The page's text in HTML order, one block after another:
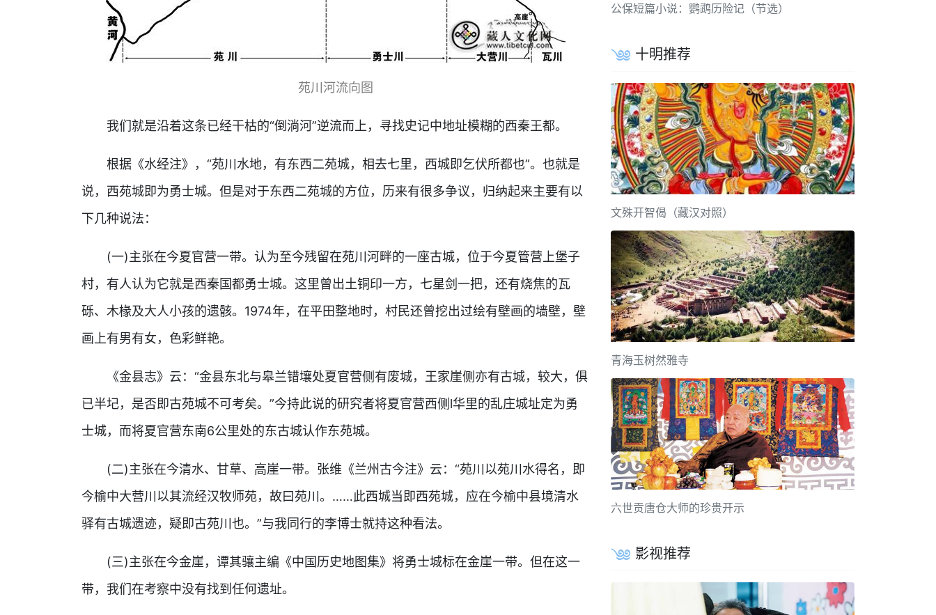
苑川河流向图
我们就是沿着这条已经干枯的“倒淌河”逆流而上，寻找史记中地址模糊的西秦王都。
根据《水经注》，“苑川水地，有东西二苑城，相去七里，西城即乞伏所都也”。也就是
说，西苑城即为勇士城。但是对于东西二苑城的方位，历来有很多争议，归纳起来主要有以
下几种说法：
(一)主张在今夏官营一带。认为至今残留在苑川河畔的一座古城，位于今夏管营上堡子
村，有人认为它就是西秦国都勇士城。这里曾出土铜印一方，七星剑一把，还有烧焦的瓦
砾、木椽及大人小孩的遗骸。1974年，在平田整地时，村民还曾挖出过绘有壁画的墙壁，壁
画上有男有女，色彩鲜艳。
《金县志》云：“金县东北与皋兰错壤处夏官营侧有废城，王家崖侧亦有古城，较大，俱
已半圮，是否即古苑城不可考矣。”今持此说的研究者将夏官营西侧l华里的乱庄城址定为勇
士城，而将夏官营东南6公里处的东古城认作东苑城。
(二)主张在今清水、甘草、高崖一带。张维《兰州古今注》云：“苑川以苑川水得名，即
今榆中大营川以其流经汉牧师苑，故曰苑川。……此西城当即西苑城，应在今榆中县境清水
驿有古城遗迹，疑即古苑川也。”与我同行的李博士就持这种看法。
(三)主张在今金崖，谭其骧主编《中国历史地图集》将勇士城标在金崖一带。但在这一
带，我们在考察中没有找到任何遗址。
公保短篇小说：鹦鹉历险记（节选）
十明推荐
文殊开智偈（藏汉对照）
青海玉树然雅寺
六世贡唐仓大师的珍贵开示
影视推荐